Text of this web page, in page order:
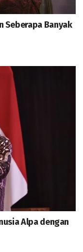
Seberapa Banyak
Alpa dengan